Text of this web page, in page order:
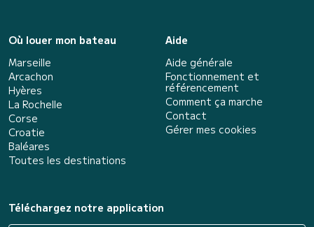
Où louer mon bateau
Marseille
Arcachon
Hyères
La Rochelle
Corse
Croatie
Baléares
Toutes les destinations
Aide
Aide générale
Fonctionnement et
référencement
Comment ça marche
Contact
Gérer mes cookies
Téléchargez notre application